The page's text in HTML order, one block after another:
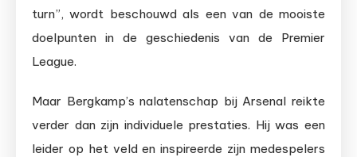
turn”, wordt beschouwd als een van de mooiste
doelpunten in de geschiedenis van de Premier
League.
Maar Bergkamp’s nalatenschap bij Arsenal reikte
verder dan zijn individuele prestaties. Hij was een
leider op het veld en inspireerde zijn medespelers